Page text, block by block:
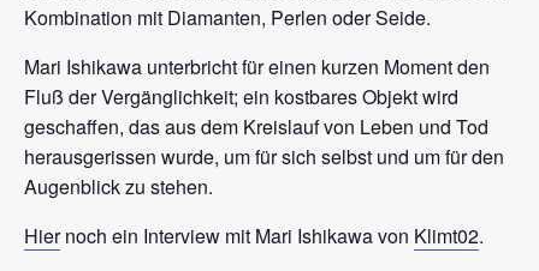
Kombination mit Diamanten, Perlen oder Seide.
Mari Ishikawa unterbricht für einen kurzen Moment den
Fluß der Vergänglichkeit; ein kostbares Objekt wird
geschaffen, das aus dem Kreislauf von Leben und Tod
herausgerissen wurde, um für sich selbst und um für den
Augenblick zu stehen.
Hiernoch ein Interview mit Mari Ishikawa von Klimt02.